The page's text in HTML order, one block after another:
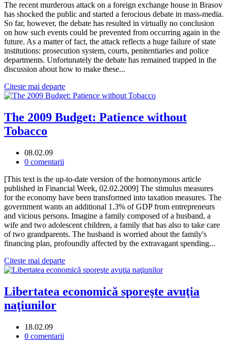
The recent murderous attack on a foreign exchange house in Brasov
has shocked the public and started a ferocious debate in mass-media.
So far, however, the debate has resulted in virtually no conclusion
on how such events could be prevented from occurring again in the
future. As a matter of fact, the attack reflects a huge failure of state
institutions: prosecution system, courts, penitentiaries and police
departments. Unfortunately the debate has remained trapped in the
discussion about how to make these...
Citeste mai departe
The 2009 Budget: Patience without
Tobacco
08.02.09
0 comentarii
[This text is the up-to-date version of the homonymous article
published in Financial Week, 02.02.2009] The stimulus measures
for the economy have been transformed into taxation measures. The
government wants an additional 1.3% of GDP from entrepreneurs
and vicious persons. Imagine a family composed of a husband, a
wife and two adolescent children, a family that has also to take care
of two grandparents. The husband is worried about the family's
financing plan, profoundly affected by the extravagant spending...
Citeste mai departe
Libertatea economică sporeşte avuţia
naţiunilor
18.02.09
0 comentarii